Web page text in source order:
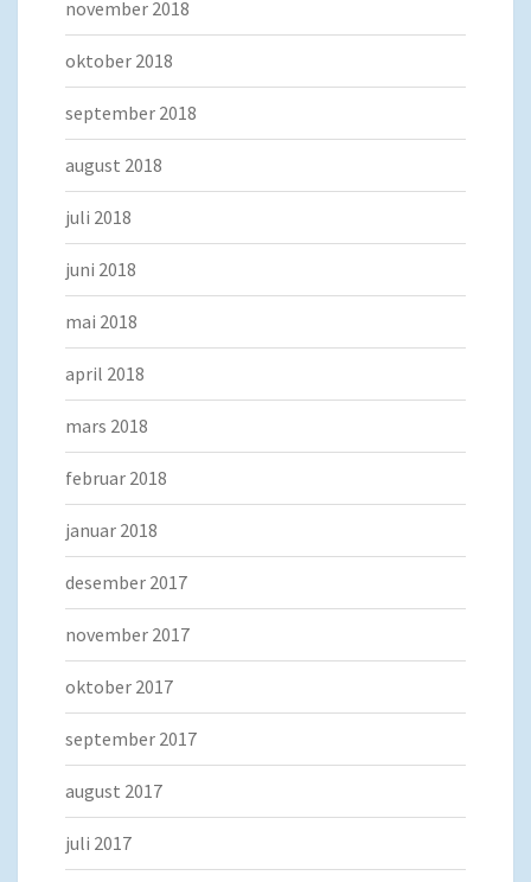
november 2018
oktober 2018
september 2018
august 2018
juli 2018
juni 2018
mai 2018
april 2018
mars 2018
februar 2018
januar 2018
desember 2017
november 2017
oktober 2017
september 2017
august 2017
juli 2017